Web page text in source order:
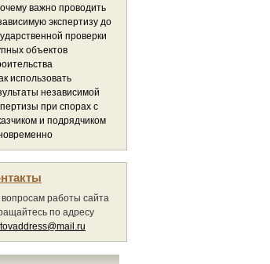
важно проводить
экспертизу до
проверки
объектов
использовать
независимой
при спорах с
и подрядчиком
работы сайта
по адресу